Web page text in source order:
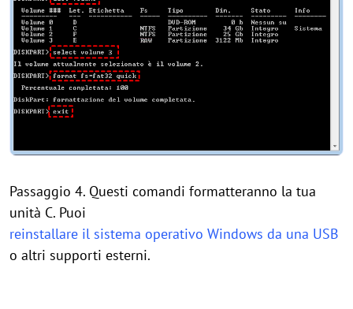
Passaggio 4. Questi comandi formatteranno la tua
unità C. Puoi
reinstallare il sistema operativo Windows da una USB
o altri supporti esterni.